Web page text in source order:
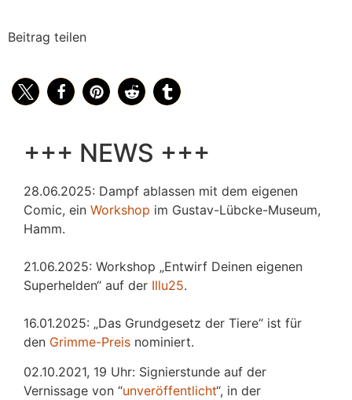
Beitrag teilen
+++ NEWS +++
28.06.2025: Dampf ablassen mit dem eigenen
Comic, ein Workshop im Gustav-Lübcke-Museum,
Hamm.
21.06.2025: Workshop „Entwirf Deinen eigenen
Superhelden“ auf der Illu25.
16.01.2025: „Das Grundgesetz der Tiere“ ist für
den Grimme-Preis nominiert.
02.10.2021, 19 Uhr: Signierstunde auf der
Vernissage von “unveröffentlicht“, in der